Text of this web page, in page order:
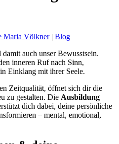
Maria Völkner| Blog
auch unser Bewusstsein.
inneren Ruf nach Sinn,
Einklang mit ihrer Seele.
Zeitqualität, öffnet sich dir die
zu gestalten. Die Ausbildung
dich dabei, deine persönliche
– mental, emotional,